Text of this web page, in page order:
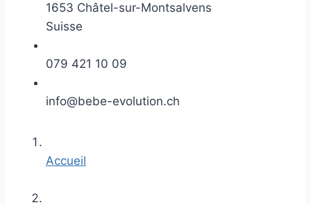
1653 Châtel-sur-Montsalvens
Suisse
079 421 10 09
info@bebe-evolution.ch
Accueil